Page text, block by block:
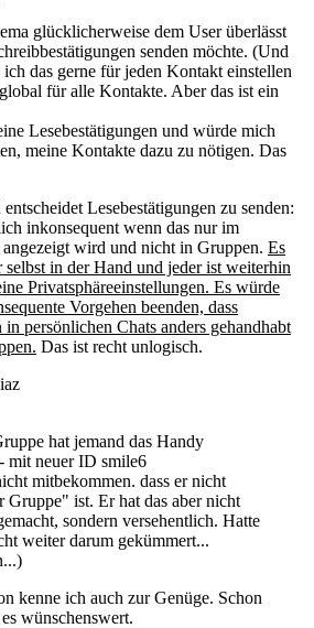
glücklicherweise dem User überlässt
senden möchte. (Und
ich das gerne für jeden Kontakt einstellen
für alle Kontakte. Aber das ist ein
Lesebestätigungen und würde mich
meine Kontakte dazu zu nötigen. Das
Lesebestätigungen zu senden:
inkonsequent wenn das nur im
wird und nicht in Gruppen. Es
selbst in der Hand und jeder ist weiterhin
Privatsphäreeinstellungen. Es würde
Vorgehen beenden, dass
in persönlichen Chats anders gehandhabt
Das ist recht unlogisch.
hat jemand das Handy
mit neuer ID smile6
mitbekommen. dass er nicht
Gruppe" ist. Er hat das aber nicht
sondern versehentlich. Hatte
weiter darum gekümmert...
kenne ich auch zur Genüge. Schon
wünschenswert.